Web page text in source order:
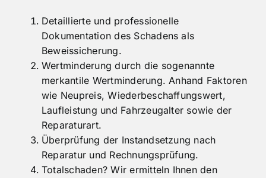
Detaillierte und professionelle
Dokumentation des Schadens als
Beweissicherung.
Wertminderung durch die sogenannte
merkantile Wertminderung. Anhand Faktoren
wie Neupreis, Wiederbeschaffungswert,
Laufleistung und Fahrzeugalter sowie der
Reparaturart.
Überprüfung der Instandsetzung nach
Reparatur und Rechnungsprüfung.
Totalschaden? Wir ermitteln Ihnen den